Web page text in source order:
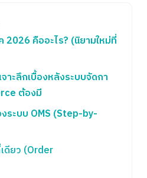
2026 คืออะไร? (นิยามใหม่ที่
จาะลึกเบื้องหลังระบบจัดกา
ต้องมี
ระบบ OMS (Step-by-
ดียว (Order